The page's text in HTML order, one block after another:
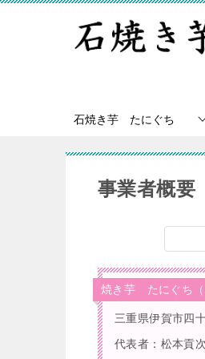
石焼き芋 たにぐち
事業者概要
焼き芋 たにぐち（
三重県伊賀市四
代表者：松本貢